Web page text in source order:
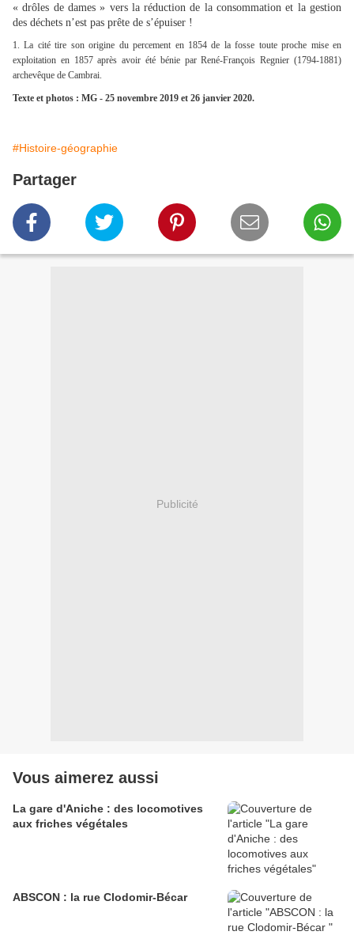
« drôles de dames » vers la réduction de la consommation et la gestion
des déchets n’est pas prête de s’épuiser !
1.La cité tire son origine du percement en 1854 de la fosse toute proche mise en
exploitation en 1857 après avoir été bénie par René-François Regnier (1794-1881)
archevêque de Cambrai.
Texte et photos : MG - 25 novembre 2019 et 26 janvier 2020.
#Histoire-géographie
Partager
Publicité
Vous aimerez aussi
La gare d'Aniche : des locomotives
aux friches végétales
ABSCON : la rue Clodomir-Bécar